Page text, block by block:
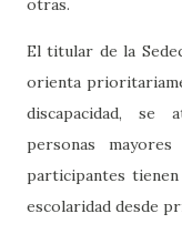
otras.
El titular de la
orienta
discapacidad, se
personas
participantes
escolaridad desde